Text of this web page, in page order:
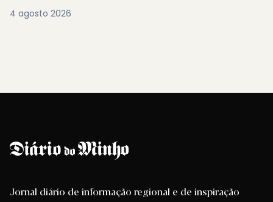
4 agosto 2026
Jornal diário de informação regional e de inspiração